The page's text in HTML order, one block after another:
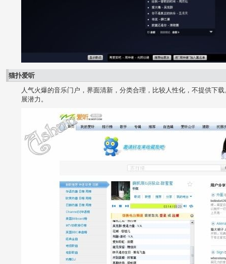
猫扑爱听
人气火爆的音乐门户，界面清新，分类合理，比较人性化，不提供下
展潜力。